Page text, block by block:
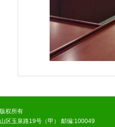
权所有
区玉泉路19号（甲） 邮编:100049